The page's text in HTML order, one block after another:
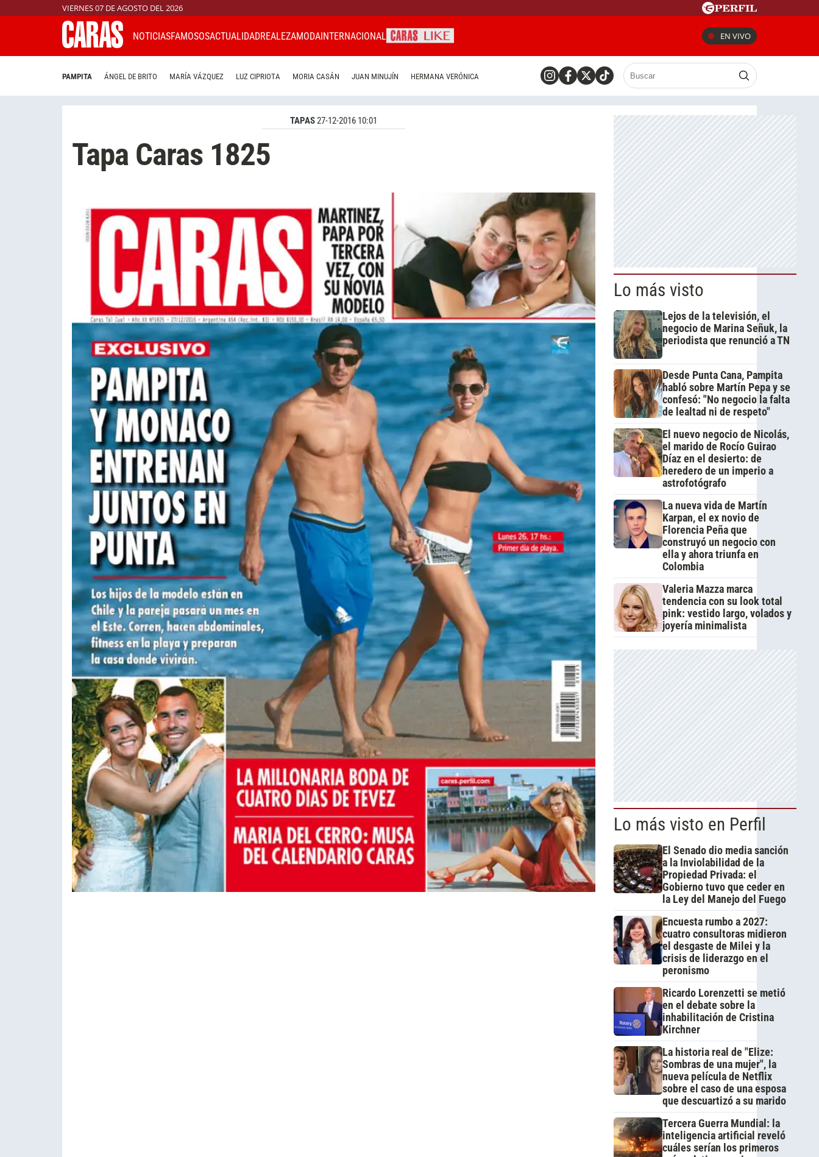
VIERNES 07 DE AGOSTO DEL 2026
NOTICIASFAMOSOSACTUALIDADREALEZAMODAINTERNACIONAL EN VIVO
PAMPITA ÁNGEL DE BRITO MARÍA VÁZQUEZ LUZ CIPRIOTA MORIA CASÁN JUAN MINUJÍN HERMANA VERÓNICA
TAPAS27-12-2016 10:01
Tapa Caras 1825
Lo más visto
Lejos de la televisión, el
negocio de Marina Señuk, la
periodista que renunció a TN
Desde Punta Cana, Pampita
habló sobre Martín Pepa y se
confesó: "No negocio la falta
de lealtad ni de respeto"
El nuevo negocio de Nicolás,
el marido de Rocío Guirao
Díaz en el desierto: de
heredero de un imperio a
astrofotógrafo
La nueva vida de Martín
Karpan, el ex novio de
Florencia Peña que
construyó un negocio con
ella y ahora triunfa en
Colombia
Valeria Mazza marca
tendencia con su look total
pink: vestido largo, volados y
joyería minimalista
Lo más visto en Perfil
El Senado dio media sanción
a la Inviolabilidad de la
Propiedad Privada: el
Gobierno tuvo que ceder en
la Ley del Manejo del Fuego
Encuesta rumbo a 2027:
cuatro consultoras midieron
el desgaste de Milei y la
crisis de liderazgo en el
peronismo
Ricardo Lorenzetti se metió
en el debate sobre la
inhabilitación de Cristina
Kirchner
La historia real de "Elize:
Sombras de una mujer", la
nueva película de Netflix
sobre el caso de una esposa
que descuartizó a su marido
Tercera Guerra Mundial: la
inteligencia artificial reveló
cuáles serían los primeros